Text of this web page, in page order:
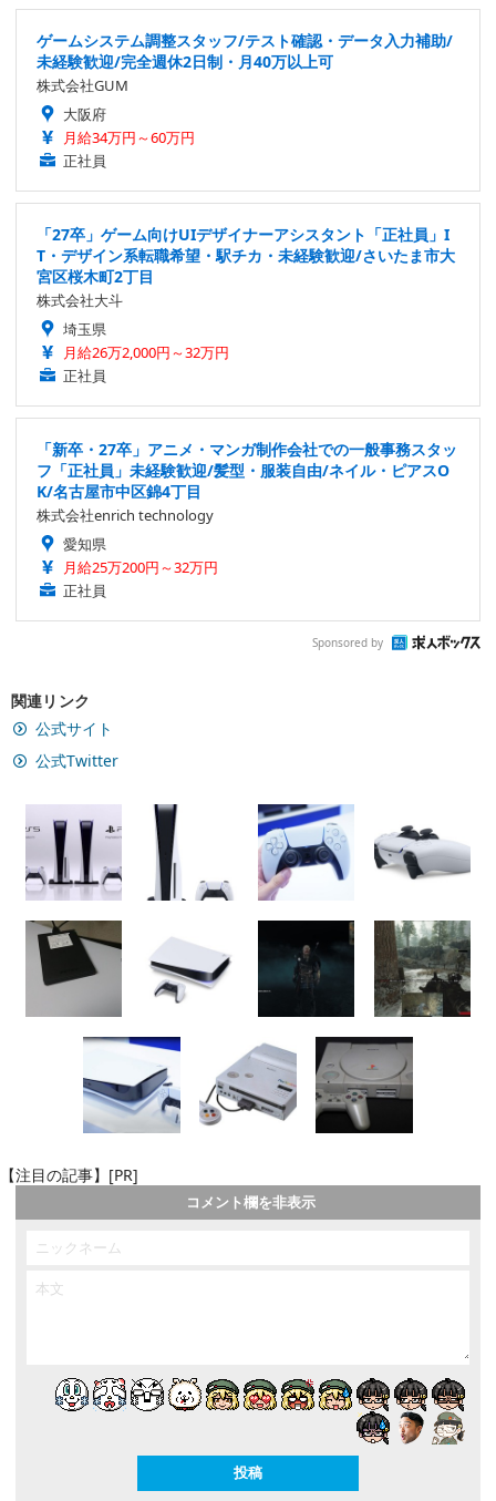
ゲームシステム調整スタッフ/テスト確認・データ入力補助/
未経験歓迎/完全週休2日制・月40万以上可
株式会社GUM
大阪府
月給34万円～60万円
正社員
「27卒」ゲーム向けUIデザイナーアシスタント「正社員」I
T・デザイン系転職希望・駅チカ・未経験歓迎/さいたま市大
宮区桜木町2丁目
株式会社大斗
埼玉県
月給26万2,000円～32万円
正社員
「新卒・27卒」アニメ・マンガ制作会社での一般事務スタッ
フ「正社員」未経験歓迎/髪型・服装自由/ネイル・ピアスO
K/名古屋市中区錦4丁目
株式会社enrich technology
愛知県
月給25万200円～32万円
正社員
Sponsored by
関連リンク
公式サイト
公式Twitter
【注目の記事】[PR]
コメント欄を非表示